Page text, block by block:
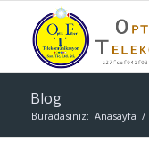
Blog
Buradasınız: Anasayfa /